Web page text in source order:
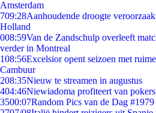
Amsterdam
709:28Aanhoudende droogte
Holland
008:59Van de Zandschulp overleeft
verder in Montreal
108:56Excelsior opent seizoen met
Cambuur
208:35Nieuw te streamen in augustus
404:46Niewiadoma profiteert van
3500:07Random Pics van de Dag #1979